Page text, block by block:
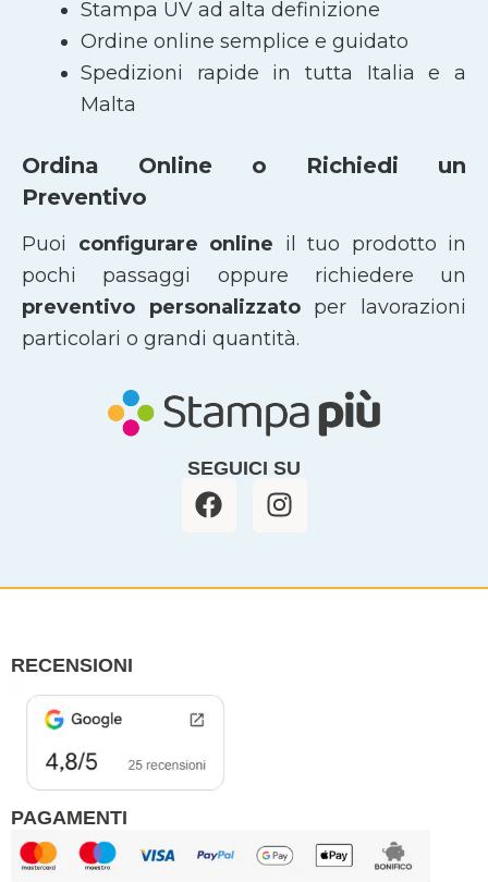
Stampa UV ad alta definizione
Ordine online semplice e guidato
Spedizioni rapide in tutta Italia e a
Malta
Ordina Online o Richiedi un
Preventivo
Puoi configurare online il tuo prodotto in
pochi passaggi oppure richiedere un
preventivo personalizzatoper lavorazioni
particolari o grandi quantità.
SEGUICI SU
F
a
b
I
n
a
RECENSIONI
PAGAMENTI